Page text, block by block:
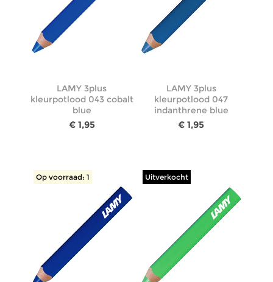
LAMY 3plus
kleurpotlood 043 cobalt
blue
€ 1,95
LAMY 3plus
kleurpotlood 047
indanthrene blue
€ 1,95
Op voorraad: 1 Uitverkocht